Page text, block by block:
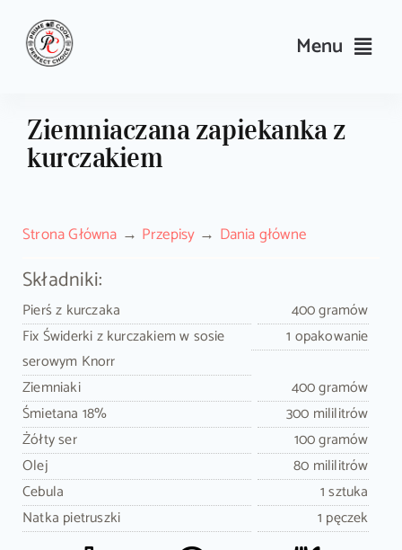
content
Menu
Kulinarne triki i porady
Wyposażenie
Search
Sklep PrimeCook
Ziemniaczana zapiekanka z
kurczakiem
Strona Główna Przepisy Dania główne
Składniki:
Pierś z kurczaka
400 gramów
Fix Świderki z kurczakiem w sosie
serowym Knorr
1 opakowanie
Ziemniaki
400 gramów
Śmietana 18%
300 mililitrów
Żółty ser
100 gramów
Olej
80 mililitrów
Cebula
1 sztuka
Natka pietruszki
1 pęczek